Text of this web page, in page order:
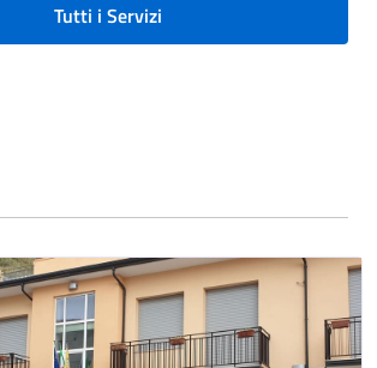
Tutti i Servizi